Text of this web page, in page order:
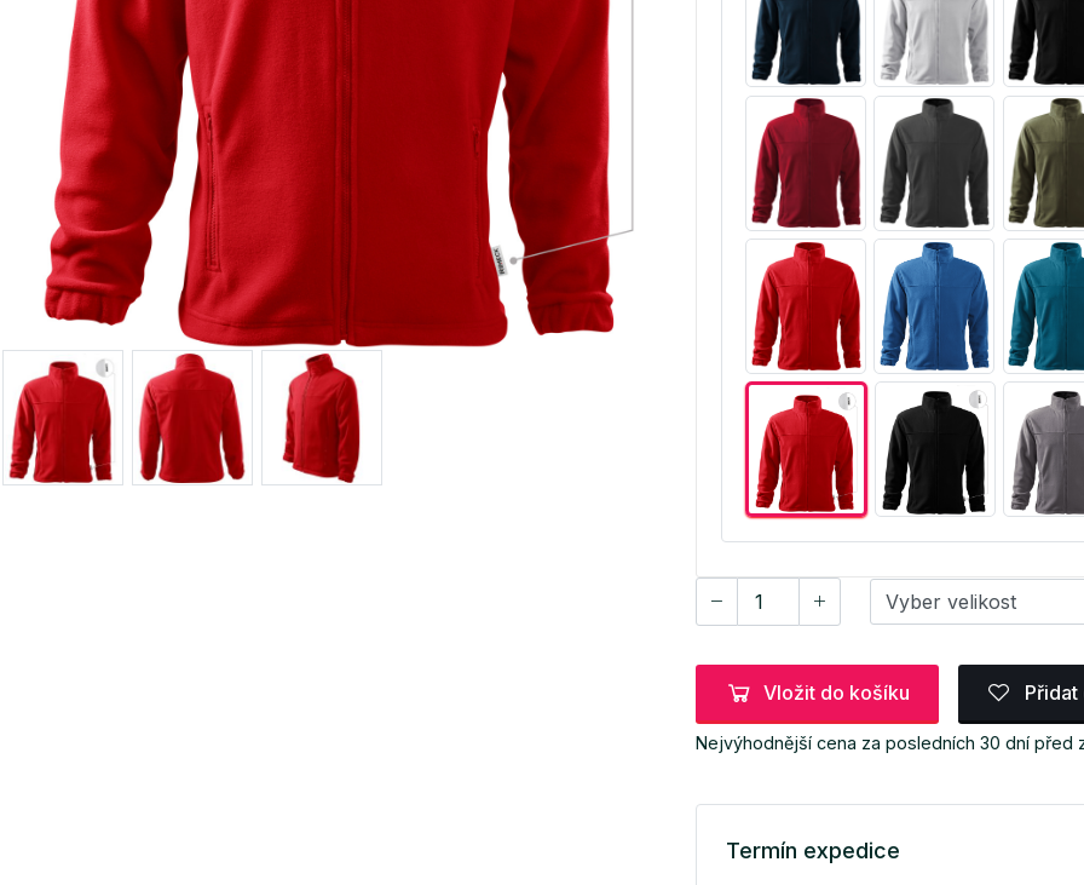
Vložit do košíku
Nejvýhodnější cena za posledních 30 dní před
Termín expedice